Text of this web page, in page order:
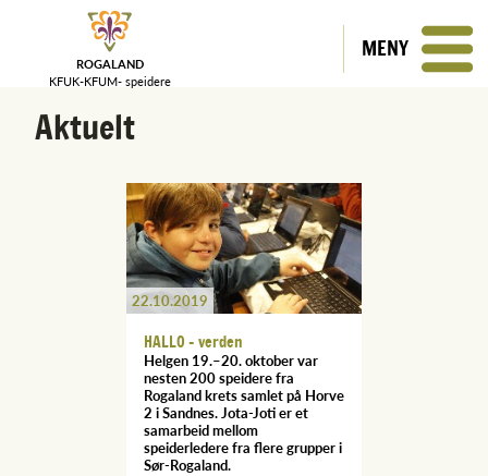
ROGALAND
KFUK-KFUM- speidere
MENY
Aktuelt
22.10.2019
HALLO - verden
Helgen 19.–20. oktober var
nesten 200 speidere fra
Rogaland krets samlet på Horve
2 i Sandnes. Jota-Joti er et
samarbeid mellom
speiderledere fra flere grupper i
Sør-Rogaland.